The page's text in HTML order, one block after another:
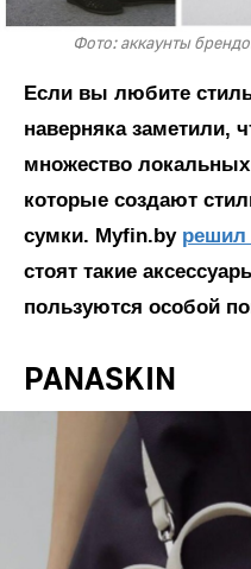
Фото: аккаунты
Если вы любите
наверняка заметили,
множество
которые создают
сумки. Мyfin.by решил
стоят такие
пользуются особой
PANASKIN